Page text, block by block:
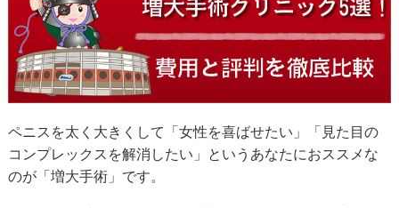
ペニスを太く大きくして「女性を喜ばせたい」「見た目の
コンプレックスを解消したい」というあなたにおススメな
のが「増大手術」です。